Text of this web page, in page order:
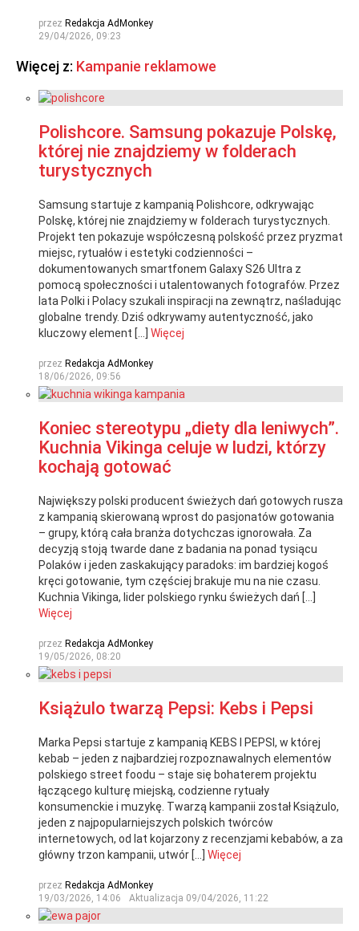
przez Redakcja AdMonkey
29/04/2026, 09:23
Więcej z: Kampanie reklamowe
Polishcore. Samsung pokazuje Polskę,
której nie znajdziemy w folderach
turystycznych
Samsung startuje z kampanią Polishcore, odkrywając
Polskę, której nie znajdziemy w folderach turystycznych.
Projekt ten pokazuje współczesną polskość przez pryzmat
miejsc, rytuałów i estetyki codzienności –
dokumentowanych smartfonem Galaxy S26 Ultra z
pomocą społeczności i utalentowanych fotografów. Przez
lata Polki i Polacy szukali inspiracji na zewnątrz, naśladując
globalne trendy. Dziś odkrywamy autentyczność, jako
kluczowy element […] Więcej
przez Redakcja AdMonkey
18/06/2026, 09:56
Koniec stereotypu „diety dla leniwych”.
Kuchnia Vikinga celuje w ludzi, którzy
kochają gotować
Największy polski producent świeżych dań gotowych rusza
z kampanią skierowaną wprost do pasjonatów gotowania
– grupy, którą cała branża dotychczas ignorowała. Za
decyzją stoją twarde dane z badania na ponad tysiącu
Polaków i jeden zaskakujący paradoks: im bardziej kogoś
kręci gotowanie, tym częściej brakuje mu na nie czasu.
Kuchnia Vikinga, lider polskiego rynku świeżych dań […]
Więcej
przez Redakcja AdMonkey
19/05/2026, 08:20
Książulo twarzą Pepsi: Kebs i Pepsi
Marka Pepsi startuje z kampanią KEBS I PEPSI, w której
kebab – jeden z najbardziej rozpoznawalnych elementów
polskiego street foodu – staje się bohaterem projektu
łączącego kulturę miejską, codzienne rytuały
konsumenckie i muzykę. Twarzą kampanii został Książulo,
jeden z najpopularniejszych polskich twórców
internetowych, od lat kojarzony z recenzjami kebabów, a za
główny trzon kampanii, utwór […] Więcej
przez Redakcja AdMonkey
19/03/2026, 14:06
Aktualizacja 09/04/2026, 11:22